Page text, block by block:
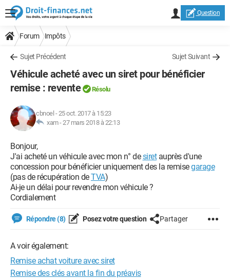
Question
Forum Impôts
Sujet Précédent Sujet Suivant
Véhicule acheté avec un siret pour bénéficier
remise : revente
Résolu
cbnoel -25 oct. 2017 à 15:23
xam -27 mars 2018 à 22:13
Bonjour,
J'ai acheté un véhicule avec mon n° desiretauprès d'une
concession pour bénéficier uniquement des la remisegarage
(pas de récupération deTVA)
Ai-je un délai pour revendre mon véhicule ?
Cordialement
Répondre (8) Posez votre question Partager
A voir également:
Remise achat voiture avec siret
Remise des clés avant la fin du préavis